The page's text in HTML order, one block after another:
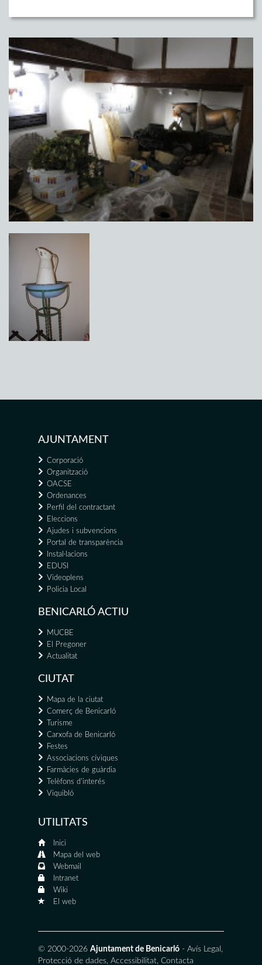
AJUNTAMENT
Corporació
Organització
OACSE
Ordenances
Perfil del contractant
Eleccions
Ajudes i subvencions
Portal de transparència
Instal·lacions
EDUSI
Videoplens
Policia Local
BENICARLÓ ACTIU
MUCBE
El Pregoner
Actualitat
CIUTAT
Mapa de la ciutat
Comerç de Benicarló
Turisme
Carxofa de Benicarló
Festes
Associacions cíviques
Farmàcies de guàrdia
Telèfons d'interés
Viquibló
UTILITATS
Inici
Mapa del web
Webmail
Intranet
Wiki
El web
© 2000-2026 Ajuntament de Benicarló - Avís Legal ,
Protecció de dades, Accessibilitat, Contacta